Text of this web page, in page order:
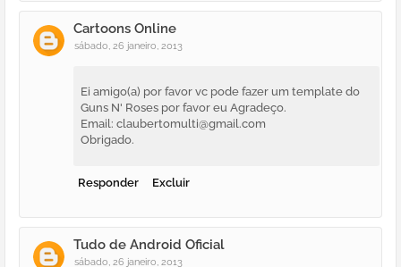
Cartoons Online
sábado, 26 janeiro, 2013
Ei amigo(a) por favor vc pode fazer um template do
Guns N' Roses por favor eu Agradeço.
Email: claubertomulti@gmail.com
Obrigado.
Responder Excluir
Tudo de Android Oficial
sábado, 26 janeiro, 2013